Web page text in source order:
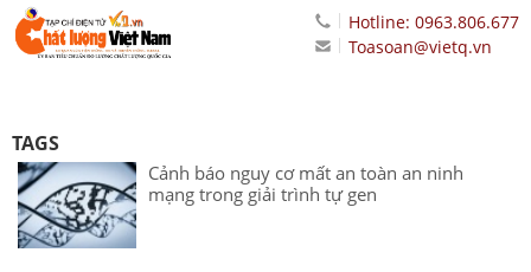
Hotline: 0963.806.677
Toasoan@vietq.vn
TAGS
Cảnh báo nguy cơ mất an toàn an ninh
mạng trong giải trình tự gen